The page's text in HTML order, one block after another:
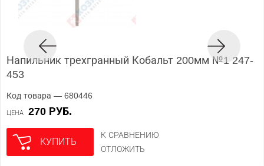
Напильник трехгранный Кобальт 200мм №1 247-
453
Код товара — 680446
ЦЕНА 270 РУБ.
КУПИТЬ
К СРАВНЕНИЮ
ОТЛОЖИТЬ